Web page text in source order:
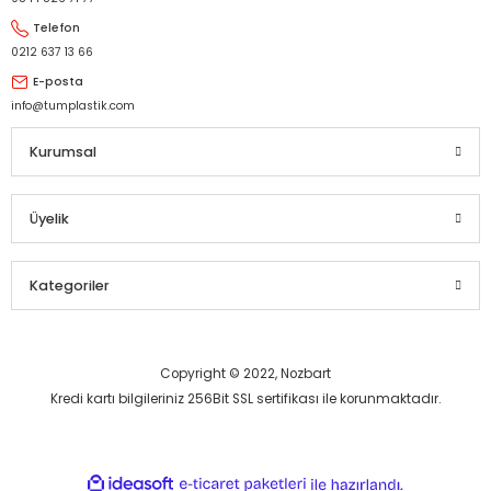
Telefon
0212 637 13 66
E-posta
info@tumplastik.com
Kurumsal
Üyelik
Kategoriler
Copyright © 2022, Nozbart
Kredi kartı bilgileriniz 256Bit SSL sertifikası ile korunmaktadır.
ideasoft e-